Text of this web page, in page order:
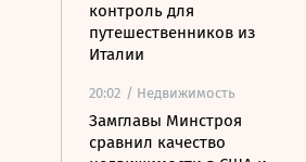
контроль для
путешественников из
Италии
20:02 / Недвижимость
Замглавы Минстроя
сравнил качество